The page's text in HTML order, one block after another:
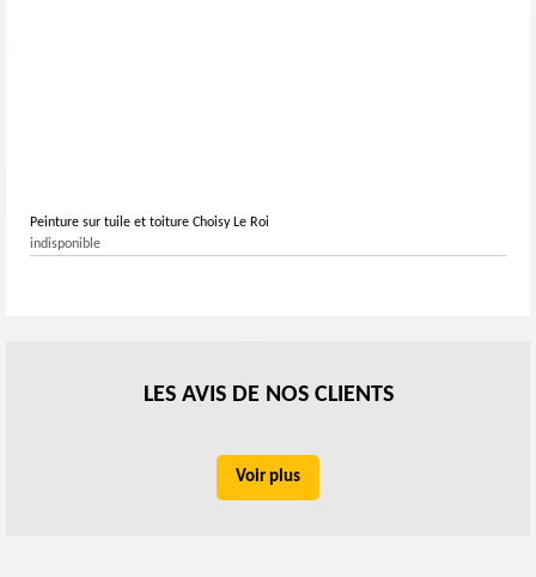
Peinture sur tuile et toiture Choisy Le Roi
indisponible
LES AVIS DE NOS CLIENTS
Voir plus